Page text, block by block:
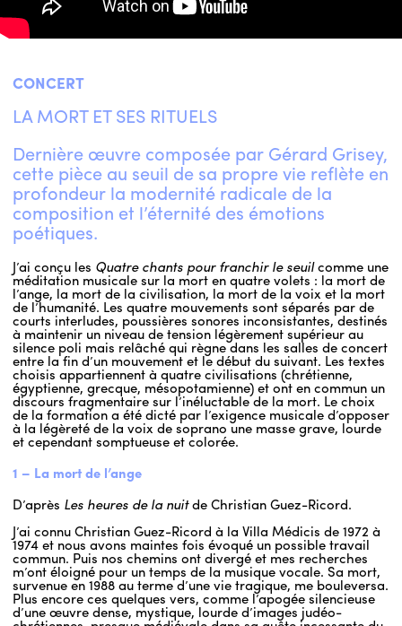
AGENDA
CONCERT
LA MORT ET SES RITUELS
Dernière œuvre composée par Gérard Grisey,
cette pièce au seuil de sa propre vie reflète en
profondeur la modernité radicale de la
composition et l’éternité des émotions
poétiques.
J’ai conçu les Quatre chants pour franchir le seuilcomme une
méditation musicale sur la mort en quatre volets : la mort de
l’ange, la mort de la civilisation, la mort de la voix et la mort
de l’humanité. Les quatre mouvements sont séparés par de
courts interludes, poussières sonores inconsistantes, destinés
à maintenir un niveau de tension légèrement supérieur au
silence poli mais relâché qui règne dans les salles de concert
entre la fin d’un mouvement et le début du suivant. Les textes
choisis appartiennent à quatre civilisations (chrétienne,
égyptienne, grecque, mésopotamienne) et ont en commun un
discours fragmentaire sur l’inéluctable de la mort. Le choix
de la formation a été dicté par l’exigence musicale d’opposer
à la légèreté de la voix de soprano une masse grave, lourde
et cependant somptueuse et colorée.
1 – La mort de l’ange
D’après Les heures de la nuitde Christian Guez-Ricord.
J’ai connu Christian Guez-Ricord à la Villa Médicis de 1972 à
1974 et nous avons maintes fois évoqué un possible travail
commun. Puis nos chemins ont divergé et mes recherches
m’ont éloigné pour un temps de la musique vocale. Sa mort,
survenue en 1988 au terme d’une vie tragique, me bouleversa.
Plus encore ces quelques vers, comme l’apogée silencieuse
d’une œuvre dense, mystique, lourde d’images judéo-